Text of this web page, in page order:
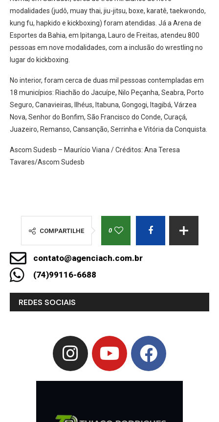
modalidades (judô, muay thai, jiu-jitsu, boxe, karatê, taekwondo,
kung fu, hapkido e kickboxing) foram atendidas. Já a Arena de
Esportes da Bahia, em Ipitanga, Lauro de Freitas, atendeu 800
pessoas em nove modalidades, com a inclusão do wrestling no
lugar do kickboxing.
No interior, foram cerca de duas mil pessoas contempladas em
18 municípios: Riachão do Jacuípe, Nilo Peçanha, Seabra, Porto
Seguro, Canavieiras, Ilhéus, Itabuna, Gongogi, Itagibá, Várzea
Nova, Senhor do Bonfim, São Francisco do Conde, Curaçá,
Juazeiro, Remanso, Cansanção, Serrinha e Vitória da Conquista.
Ascom Sudesb – Maurício Viana / Créditos: Ana Teresa
Tavares/Ascom Sudesb
COMPARTILHE 0
contato@agenciach.com.br
(74)99116-6688
REDES SOCIAIS